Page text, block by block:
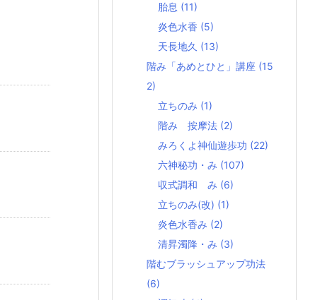
胎息 (11)
炎色水香 (5)
天長地久 (13)
階み「あめとひと」講座 (15
2)
立ちのみ (1)
階み 按摩法 (2)
みろくよ神仙遊歩功 (22)
六神秘功・み (107)
収式調和 み (6)
立ちのみ(改) (1)
炎色水香み (2)
清昇濁降・み (3)
階むブラッシュアップ功法
(6)